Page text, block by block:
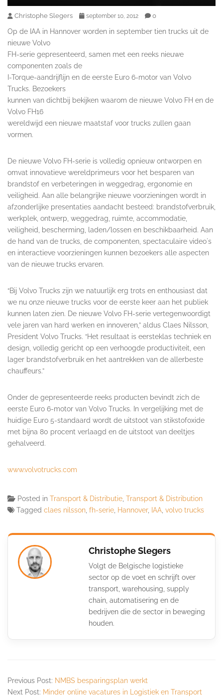
Christophe Slegers september 10, 2012 0
Op de IAA in Hannover worden in september tien trucks uit de
nieuwe Volvo
FH-serie gepresenteerd, samen met een reeks nieuwe
componenten zoals de
I-Torque-aandrijflijn en de eerste Euro 6-motor van Volvo
Trucks. Bezoekers
kunnen van dichtbij bekijken waarom de nieuwe Volvo FH en de
Volvo FH16
wereldwijd een nieuwe maatstaf voor trucks zullen gaan
vormen.
De nieuwe Volvo FH-serie is volledig opnieuw ontworpen en
omvat innovatieve wereldprimeurs voor het besparen van
brandstof en verbeteringen in weggedrag, ergonomie en
veiligheid. Aan alle belangrijke nieuwe voorzieningen wordt in
afzonderlijke presentaties aandacht besteed: brandstofverbruik,
werkplek, ontwerp, weggedrag, ruimte, accommodatie,
veiligheid, bescherming, laden/lossen en beschikbaarheid. Aan
de hand van de trucks, de componenten, spectaculaire video´s
en interactieve voorzieningen kunnen bezoekers alle aspecten
van de nieuwe trucks ervaren.
“Bij Volvo Trucks zijn we natuurlijk erg trots en enthousiast dat
we nu onze nieuwe trucks voor de eerste keer aan het publiek
kunnen laten zien. De nieuwe Volvo FH-serie vertegenwoordigt
vele jaren van hard werken en innoveren,” aldus Claes Nilsson,
President Volvo Trucks. “Het resultaat is eersteklas techniek en
design, volledig gericht op een verhoogde productiviteit, een
lager brandstofverbruik en het aantrekken van de allerbeste
chauffeurs.”
Onder de gepresenteerde reeks producten bevindt zich de
eerste Euro 6-motor van Volvo Trucks. In vergelijking met de
huidige Euro 5-standaard wordt de uitstoot van stikstofoxide
met bijna 80 procent verlaagd en de uitstoot van deeltjes
gehalveerd.
www.volvotrucks.com
Posted in Transport & Distributie Transport & Distribution
Tagged claes nilsson fh-serie Hannover, IAA volvo trucks
Christophe Slegers
Volgt de Belgische logistieke
sector op de voet en schrijft over
transport, warehousing, supply
chain, automatisering en de
bedrijven die de sector in beweging
houden.
Previous Post: NMBS besparingsplan werkt
Next Post: Minder online vacatures in Logistiek en Transport